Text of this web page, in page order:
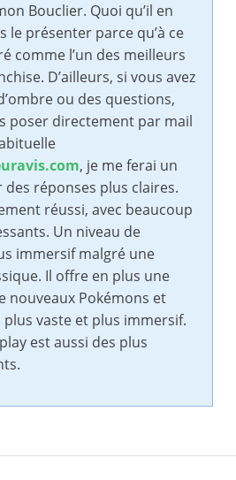
Bouclier. Quoi qu’il en
le présenter parce qu’à ce
comme l’un des meilleurs
D’ailleurs, si vous avez
ou des questions,
poser directement par mail
, je me ferai un
des réponses plus claires.
réussi, avec beaucoup
Un niveau de
immersif malgré une
Il offre en plus une
nouveaux Pokémons et
vaste et plus immersif.
est aussi des plus